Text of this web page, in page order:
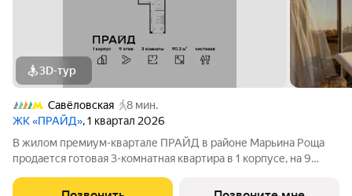
3D-тур
Савёловская
8 мин.
ЖК «ПРАЙД», 1 квартал 2026
В жилом премиум-квартале ПРАЙД в районе Марьина Роща
продается готовая 3-комнатная квартира в 1 корпусе, на 9
PIONEER. Ключи в 2026 году. Площадь комнат: кухня-